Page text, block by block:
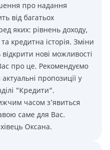
про надання
від багатьох
яких: рівнень доходу,
кредитна історія. Зміни
нові можливості
про це. Рекомендуємо
пропозиції у
"Кредити".
часом з’явиться
саме для Вас.
Оксана.